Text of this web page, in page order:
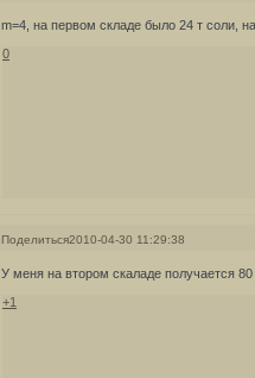
m=4, на первом складе было 24 т соли,
0
Поделиться2010-04-30 11:29:38
У меня на втором скаладе получается 80
+1